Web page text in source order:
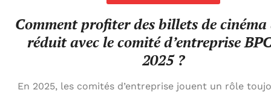
Comment profiter des billets de
réduit avec le comité d’entreprise
2025 ?
En 2025, les comités d’entreprise jouent un rôle